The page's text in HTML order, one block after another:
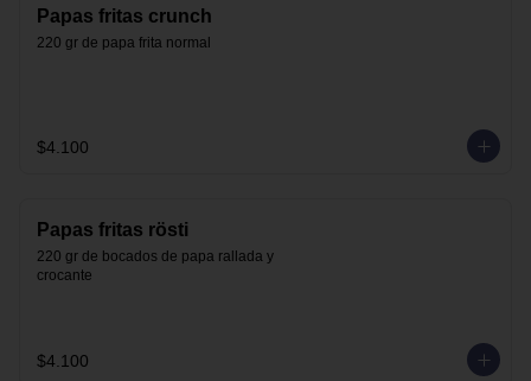
Papas fritas crunch
220 gr de papa frita normal
$4.100
Papas fritas rösti
220 gr de bocados de papa rallada y
crocante
$4.100